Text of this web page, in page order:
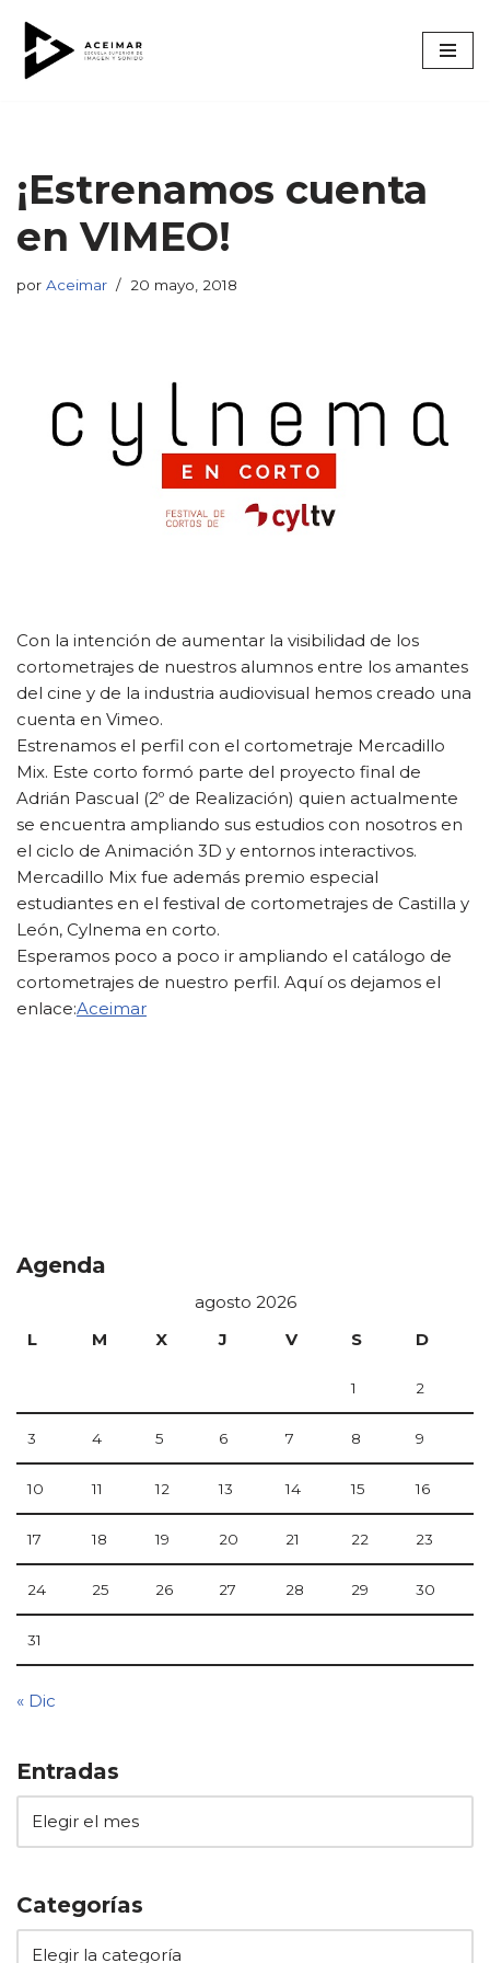
Saltar
al
¡Estrenamos cuenta
en VIMEO!
por Aceimar 20 mayo, 2018
Con la intención de aumentar la visibilidad de los
cortometrajes de nuestros alumnos entre los amantes
del cine y de la industria audiovisual hemos creado una
cuenta en Vimeo.
Estrenamos el perfil con el cortometraje Mercadillo
Mix. Este corto formó parte del proyecto final de
Adrián Pascual (2º de Realización) quien actualmente
se encuentra ampliando sus estudios con nosotros en
el ciclo de Animación 3D y entornos interactivos.
Mercadillo Mix fue además premio especial
estudiantes en el festival de cortometrajes de Castilla y
León, Cylnema en corto.
Esperamos poco a poco ir ampliando el catálogo de
cortometrajes de nuestro perfil. Aquí os dejamos el
enlace:Aceimar
Agenda
agosto 2026
L
M X J V S D
1 2
3 4 5 6 7 8 9
10 11 12 13 14 15 16
17 18 19 20 21 22 23
24 25 26 27 28 29 30
31
« Dic
Entradas
Categorías